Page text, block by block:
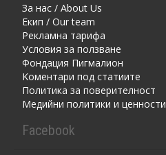
За нас / About Us
Екип / Our team
Рекламна тарифа
Условия за ползване
Фондация Пигмалион
Kоментaри под статиите
Политика за поверителност
Медийни политики и ценности
Facebook